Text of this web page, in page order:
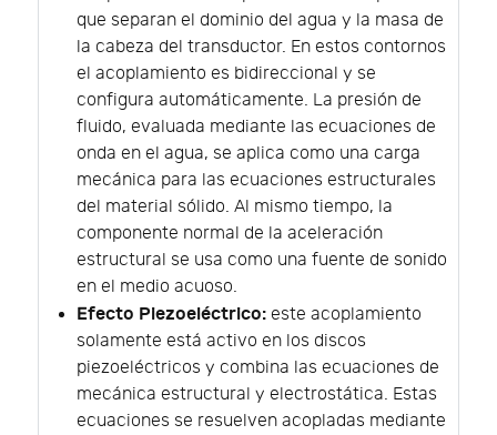
que separan el dominio del agua y la masa de
la cabeza del transductor. En estos contornos
el acoplamiento es bidireccional y se
configura automáticamente. La presión de
fluido, evaluada mediante las ecuaciones de
onda en el agua, se aplica como una carga
mecánica para las ecuaciones estructurales
del material sólido. Al mismo tiempo, la
componente normal de la aceleración
estructural se usa como una fuente de sonido
en el medio acuoso.
Efecto Piezoeléctrico: este acoplamiento
solamente está activo en los discos
piezoeléctricos y combina las ecuaciones de
mecánica estructural y electrostática. Estas
ecuaciones se resuelven acopladas mediante